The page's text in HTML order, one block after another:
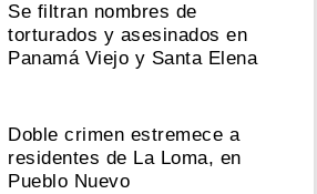
Se filtran nombres de
torturados y asesinados en
Panamá Viejo y Santa Elena
Doble crimen estremece a
residentes de La Loma, en
Pueblo Nuevo